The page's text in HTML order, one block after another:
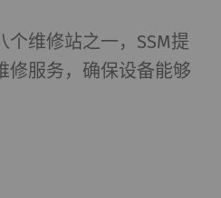
维修站之一，SSM提
修服务，确保设备能够